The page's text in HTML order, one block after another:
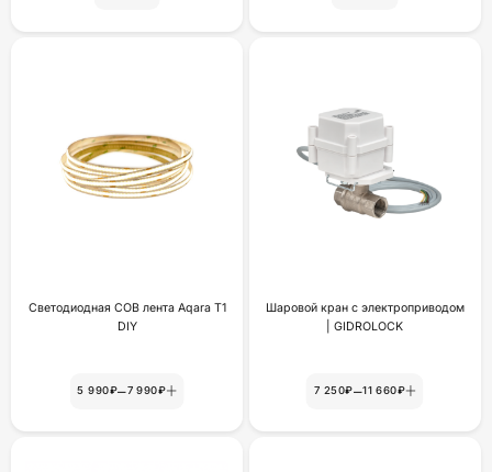
Светодиодная COB лента Aqara T1
DIY
5 990₽–7 990₽
Шаровой кран с электроприводом
| GIDROLOCK
7 250₽–11 660₽